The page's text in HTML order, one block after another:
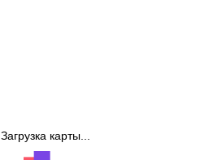
Загрузка карты...